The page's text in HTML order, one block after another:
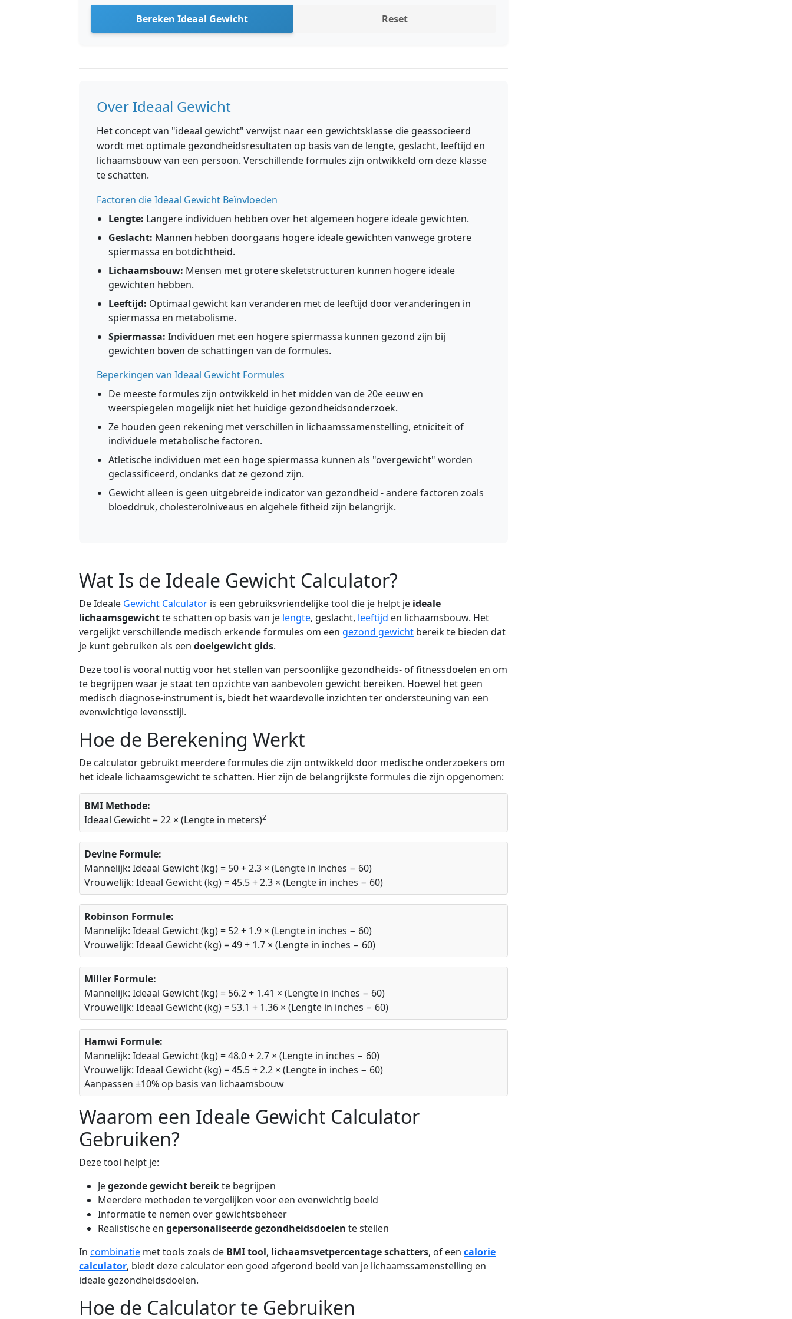
Bereken Ideaal Gewicht Reset
Over Ideaal Gewicht
Het concept van "ideaal gewicht" verwijst naar een gewichtsklasse die geassocieerd
wordt met optimale gezondheidsresultaten op basis van de lengte, geslacht, leeftijd en
lichaamsbouw van een persoon. Verschillende formules zijn ontwikkeld om deze klasse
te schatten.
Factoren die Ideaal Gewicht Beïnvloeden
Lengte: Langere individuen hebben over het algemeen hogere ideale gewichten.
Geslacht: Mannen hebben doorgaans hogere ideale gewichten vanwege grotere
spiermassa en botdichtheid.
Lichaamsbouw: Mensen met grotere skeletstructuren kunnen hogere ideale
gewichten hebben.
Leeftijd: Optimaal gewicht kan veranderen met de leeftijd door veranderingen in
spiermassa en metabolisme.
Spiermassa: Individuen met een hogere spiermassa kunnen gezond zijn bij
gewichten boven de schattingen van de formules.
Beperkingen van Ideaal Gewicht Formules
De meeste formules zijn ontwikkeld in het midden van de 20e eeuw en
weerspiegelen mogelijk niet het huidige gezondheidsonderzoek.
Ze houden geen rekening met verschillen in lichaamssamenstelling, etniciteit of
individuele metabolische factoren.
Atletische individuen met een hoge spiermassa kunnen als "overgewicht" worden
geclassificeerd, ondanks dat ze gezond zijn.
Gewicht alleen is geen uitgebreide indicator van gezondheid - andere factoren zoals
bloeddruk, cholesterolniveaus en algehele fitheid zijn belangrijk.
Wat Is de Ideale Gewicht Calculator?
De Ideale Gewicht Calculator is een gebruiksvriendelijke tool die je helpt je ideale
lichaamsgewichtte schatten op basis van je lengte, geslacht, leeftijd en lichaamsbouw. Het
vergelijkt verschillende medisch erkende formules om een gezond gewicht bereik te bieden dat
je kunt gebruiken als een doelgewicht gids.
Deze tool is vooral nuttig voor het stellen van persoonlijke gezondheids- of fitnessdoelen en om
te begrijpen waar je staat ten opzichte van aanbevolen gewicht bereiken. Hoewel het geen
medisch diagnose-instrument is, biedt het waardevolle inzichten ter ondersteuning van een
evenwichtige levensstijl.
Hoe de Berekening Werkt
De calculator gebruikt meerdere formules die zijn ontwikkeld door medische onderzoekers om
het ideale lichaamsgewicht te schatten. Hier zijn de belangrijkste formules die zijn opgenomen:
BMI Methode:
Ideaal Gewicht = 22 × (Lengte in meters)2
Devine Formule:
Mannelijk: Ideaal Gewicht (kg) = 50 + 2.3 × (Lengte in inches − 60)
Vrouwelijk: Ideaal Gewicht (kg) = 45.5 + 2.3 × (Lengte in inches − 60)
Robinson Formule:
Mannelijk: Ideaal Gewicht (kg) = 52 + 1.9 × (Lengte in inches − 60)
Vrouwelijk: Ideaal Gewicht (kg) = 49 + 1.7 × (Lengte in inches − 60)
Miller Formule:
Mannelijk: Ideaal Gewicht (kg) = 56.2 + 1.41 × (Lengte in inches − 60)
Vrouwelijk: Ideaal Gewicht (kg) = 53.1 + 1.36 × (Lengte in inches − 60)
Hamwi Formule:
Mannelijk: Ideaal Gewicht (kg) = 48.0 + 2.7 × (Lengte in inches − 60)
Vrouwelijk: Ideaal Gewicht (kg) = 45.5 + 2.2 × (Lengte in inches − 60)
Aanpassen ±10% op basis van lichaamsbouw
Waarom een Ideale Gewicht Calculator
Gebruiken?
Deze tool helpt je:
Jegezonde gewicht bereikte begrijpen
Meerdere methoden te vergelijken voor een evenwichtig beeld
Informatie te nemen over gewichtsbeheer
Realistische en gepersonaliseerde gezondheidsdoelen te stellen
In combinatie met tools zoals de BMI tool, lichaamsvetpercentage schatters, of een calorie
calculator, biedt deze calculator een goed afgerond beeld van je lichaamssamenstelling en
ideale gezondheidsdoelen.
Hoe de Calculator te Gebruiken